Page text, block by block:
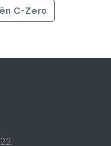
C-Zero